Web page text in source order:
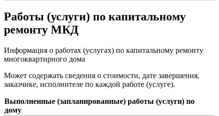
Работы (услуги) по капитальному
ремонту МКД
Информация о работах (услугах) по капитальному ремонту
многоквартирного дома
Может содержать сведения о стоимости, дате завершения,
заказчике, исполнителе по каждой работе (услуге).
Выполненные (запланированные) работы (услуги) по
дому